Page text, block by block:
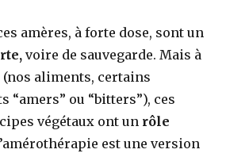
amères, à forte dose, sont un
voire de sauvegarde. Mais à
(nos aliments, certains
“amers” ou “bitters”), ces
végétaux ont un rôle
est une version